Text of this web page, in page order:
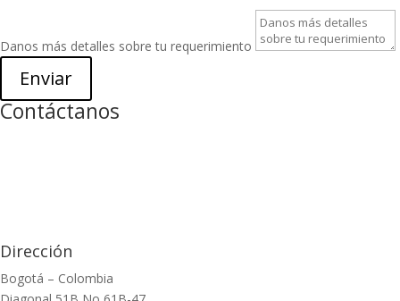
Danos más detalles sobre tu requerimiento
Enviar
Contáctanos
Dirección
Bogotá – Colombia